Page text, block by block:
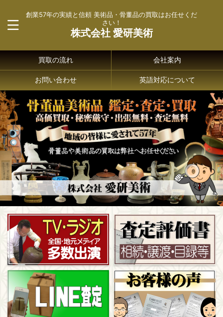
創業57年の実績と信頼 美術品・骨董品の買取はお任せくだ
さい！
株式会社 愛研美術
買取の流れ 会社案内
お問い合わせ 英語対応について